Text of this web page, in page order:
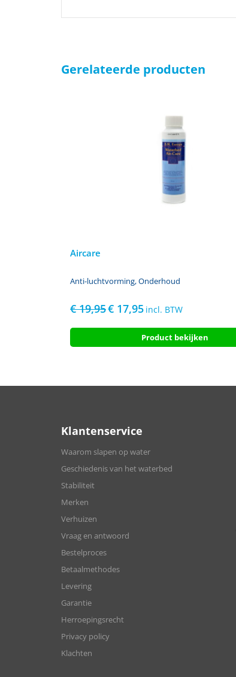
Gerelateerde producten
Aircare
Anti-luchtvorming,Onderhoud
€19,95Oorspronkelijke
was:
€ 17,95Huidige
is:
€ 17,95.
incl. BTW
Product bekijken
Klantenservice
Waarom slapen op water
Geschiedenis van het waterbed
Stabiliteit
Merken
Verhuizen
Vraag en antwoord
Bestelproces
Betaalmethodes
Levering
Garantie
Herroepingsrecht
Privacy policy
Klachten